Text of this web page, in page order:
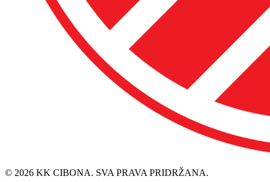
© 2026 KK CIBONA. SVA PRAVA PRIDRŽANA.